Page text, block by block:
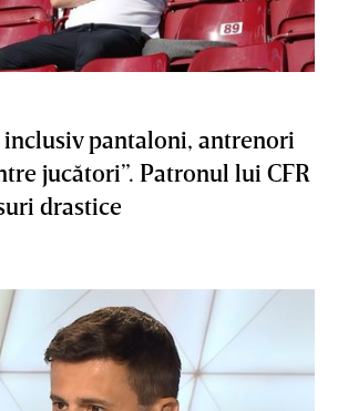
inclusiv pantaloni, antrenori
jucători”. Patronul lui CFR
drastice